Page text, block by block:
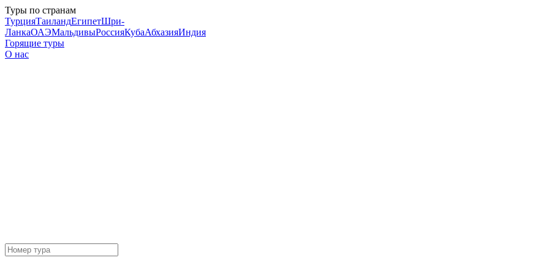
Туры по странам
ТурцияТаиландЕгипетШри-
ЛанкаОАЭМальдивыРоссияКубаАбхазияИндия
Горящие туры
О нас